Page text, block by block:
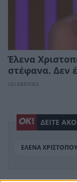
Έλενα
στέφανα. Δεν
CELEBRITIES
ΔΕΙΤΕ
ΕΛΕΝΑ